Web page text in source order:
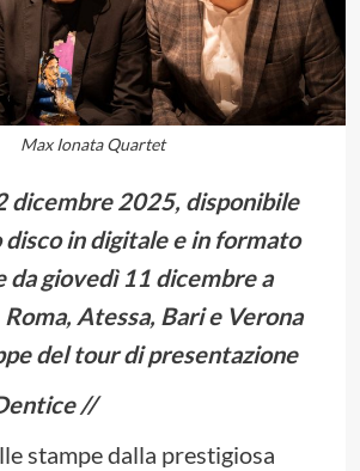
Max Ionata Quartet
dicembre 2025, disponibile
in digitale e in formato
giovedì 11 dicembre a
Atessa, Bari e Verona
del tour di presentazione
//
stampe dalla prestigiosa